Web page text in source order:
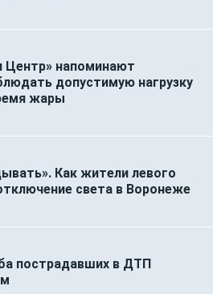
Центр» напоминают
допустимую нагрузку
жары
Как жители левого
света в Воронеже
пострадавших в ДТП